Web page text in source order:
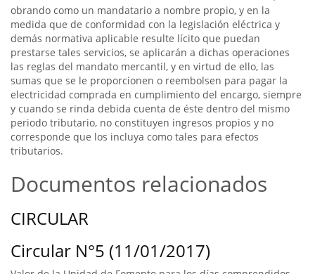
obrando como un mandatario a nombre propio, y en la
medida que de conformidad con la legislación eléctrica y
demás normativa aplicable resulte lícito que puedan
prestarse tales servicios, se aplicarán a dichas operaciones
las reglas del mandato mercantil, y en virtud de ello, las
sumas que se le proporcionen o reembolsen para pagar la
electricidad comprada en cumplimiento del encargo, siempre
y cuando se rinda debida cuenta de éste dentro del mismo
periodo tributario, no constituyen ingresos propios y no
corresponde que los incluya como tales para efectos
tributarios.
Documentos relacionados
CIRCULAR
Circular N°5 (11/01/2017)